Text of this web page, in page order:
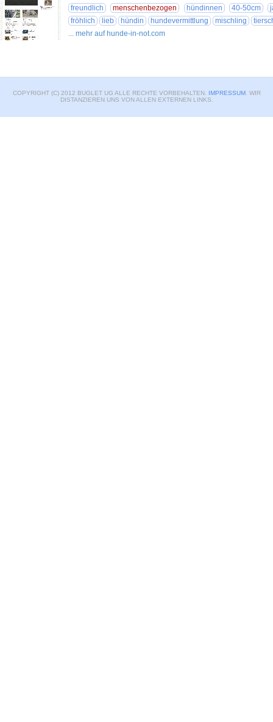
freundlich
menschenbezogen hündinnen 40-50cm
fröhlich
lieb hündin hundevermittlung mischling
... mehr auf hunde-in-not.com
COPYRIGHT (C) 2012 BUGLET UG ALLE RECHTE VORBEHALTEN. IMPRESSUM. WIR
DISTANZIEREN UNS VON ALLEN EXTERNEN LINKS.